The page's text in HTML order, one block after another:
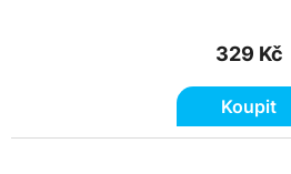
329 Kč
Koupit